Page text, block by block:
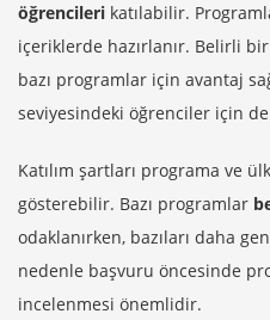
öğrencileri katılabilir.
içeriklerde hazırlanır. Belirli
bazı programlar için avantaj
seviyesindeki öğrenciler için
Katılım şartları programa ve
gösterebilir. Bazı programlar
odaklanırken, bazıları daha
nedenle başvuru öncesinde
incelenmesi önemlidir.